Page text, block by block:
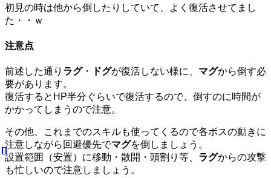
初見の時は他から倒したりしていて、よく復活させてまし
た・・ｗ
注意点
前述した通り ラグ・ ドグが復活しない様に、 マグから倒す必
要があります。
復活するとHP半分ぐらいで復活するので、倒すのに時間が
かかってしまうので注意。
その他、これまでのスキルも使ってくるので各ボスの動きに
注意しながら回避優先でマグを倒しましょう。
設置範囲（安置）に移動・散開・頭割り等、 ラグからの攻撃
も忙しいので注意しましょう。